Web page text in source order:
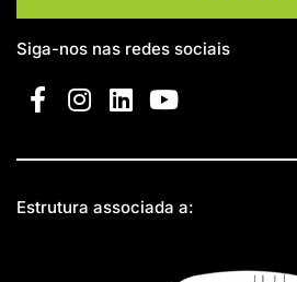
Siga-nos nas redes sociais
Estrutura associada a: